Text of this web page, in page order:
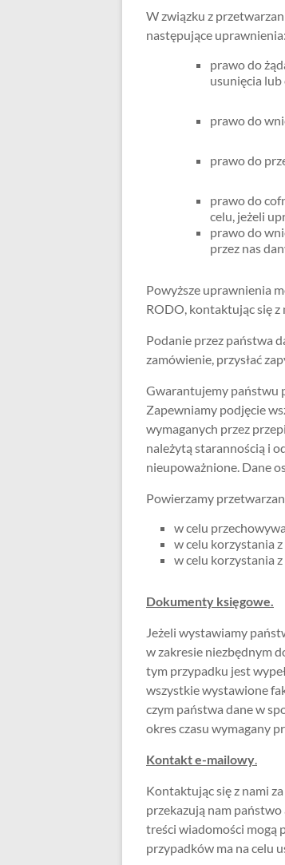
W związku z
następujące uprawnienia:
prawo do
usunięcia
prawo do
prawo do
prawo do
celu, jeżeli
prawo do
przez nas
Powyższe uprawnienia
RODO, kontaktując się z
Podanie przez państwa
zamówienie, przysłać
Gwarantujemy państwu
Zapewniamy podjęcie
wymaganych przez
należytą starannością i
nieupoważnione. Dane
Powierzamy
w celu
w celu korzystania
w celu korzystania
Dokumenty księgowe.
Jeżeli wystawiamy
w zakresie niezbędnym
tym przypadku jest
wszystkie wystawione
czym państwa dane w
okres czasu wymagany
Kontakt e-mailowy.
Kontaktując się z nami
przekazują nam
treści wiadomości mogą
przypadków ma na celu